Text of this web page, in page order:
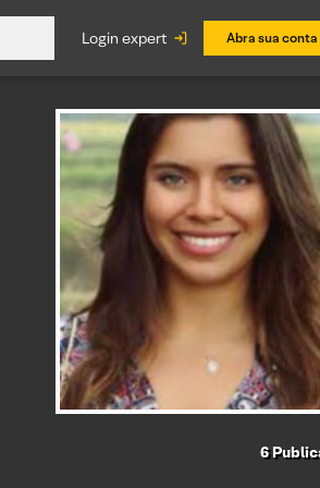
login expert Abra sua conta
6